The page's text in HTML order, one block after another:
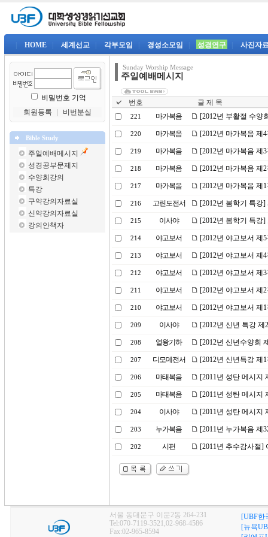
HOME 세계선교 각부모임 경성소모임 성경연구 사진자
비밀번호 기억
회원등록
비번분실
Bible Study
주일예배메시지
성경공부문제지
수양회강의
특강
구약강의자료실
신약강의자료실
강의안책자
Sunday Worship Message
주일예배메시지
번호 글 제 목
221 마가복음 [2012년 부활절 수양
220 마가복음 [2012년 마가복음 제
219 마가복음 [2012년 마가복음 제
218 마가복음 [2012년 마가복음 제
217 마가복음 [2012년 마가복음 제
216 고린도전서 [2012년 봄학기 특강
215 이사야 [2012년 봄학기 특강
214 야고보서 [2012년 야고보서 제
213 야고보서 [2012년 야고보서 제
212 야고보서 [2012년 야고보서 제
211 야고보서 [2012년 야고보서 제
210 야고보서 [2012년 야고보서 제
209 이사야 [2012년 신년 특강
208 열왕기하 [2012년 신년수양회
207 디모데전서 [2012년 신년특강 제
206 마태복음 [2011년 성탄 메시지
205 마태복음 [2011년 성탄 메시지
204 이사야 [2011년 성탄 메시지
203 누가복음 [2011년 누가복음 제
202 시편 [2011년 추수감사절]
서울 동대문구 이문2동 264-231
Tel:070-7119-3521,02-968-4586
Fax:02-965-8594
[UBF한
[뉴욕